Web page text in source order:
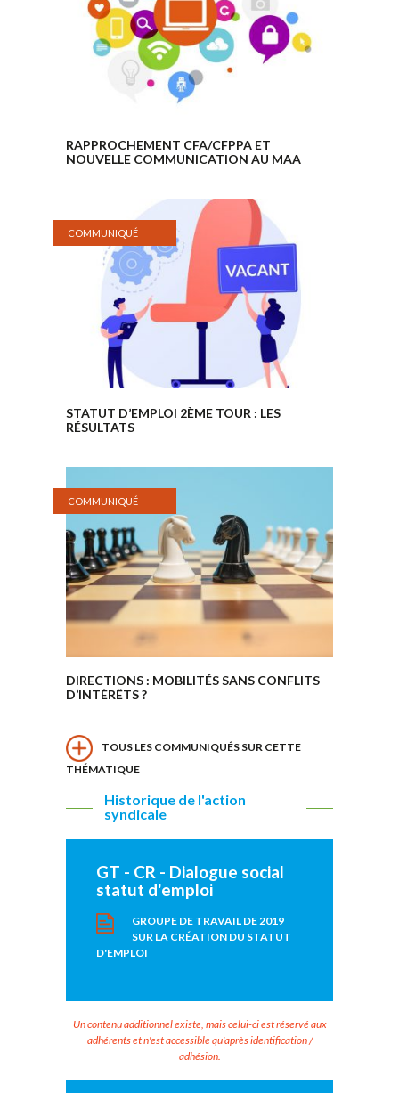
RAPPROCHEMENT CFA/CFPPA ET
NOUVELLE COMMUNICATION AU MAA
COMMUNIQUÉ
STATUT D’EMPLOI 2ÈME TOUR : LES
RÉSULTATS
COMMUNIQUÉ
DIRECTIONS : MOBILITÉS SANS CONFLITS
D’INTÉRÊTS ?
TOUS LES COMMUNIQUÉS SUR CETTE
THÉMATIQUE
Historique de l'action
syndicale
GT - CR - Dialogue social
statut d'emploi
GROUPE DE TRAVAIL DE 2019
SUR LA CRÉATION DU STATUT
D'EMPLOI
Un contenu additionnel existe, mais celui-ci est réservé aux
adhérents et n'est accessible qu'après identification /
adhésion.